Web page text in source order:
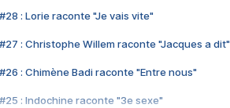
#28 : Lorie raconte "Je vais vite"
#27 : Christophe Willem raconte "Jacques a dit"
#26 : Chimène Badi raconte "Entre nous"
#25 : Indochine raconte "3e sexe"